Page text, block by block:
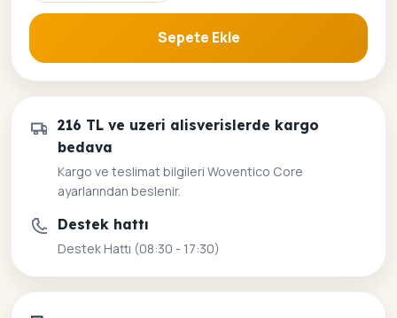
Sepete Ekle
216 TL ve uzeri alisverislerde kargo
bedava
Kargo ve teslimat bilgileri Woventico Core
ayarlarından beslenir.
Destek hattı
Destek Hattı (08:30 - 17:30)